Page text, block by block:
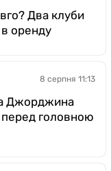
Два клуби
в оренду
8 серпня 11:13
Джорджина
перед головною